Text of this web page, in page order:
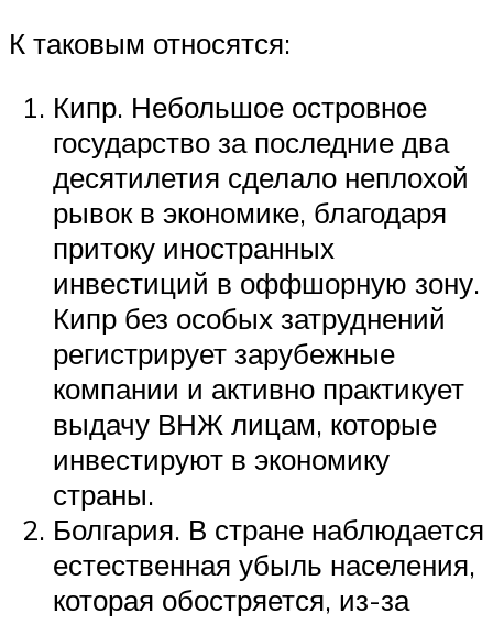
К таковым относятся:
Кипр. Небольшое островное
государство за последние два
десятилетия сделало неплохой
рывок в экономике, благодаря
притоку иностранных
инвестиций в оффшорную зону.
Кипр без особых затруднений
регистрирует зарубежные
компании и активно практикует
выдачу ВНЖ лицам, которые
инвестируют в экономику
страны.
Болгария. В стране наблюдается
естественная убыль населения,
которая обостряется, из-за